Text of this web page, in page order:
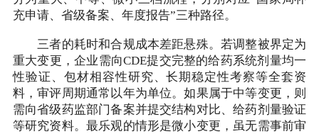
充申请、省级备案、年度报告”三种路径。
三者的耗时和合规成本差距悬殊。若调整被界定为
重大变更，企业需向CDE提交完整的给药系统剂量均一
性验证、包材相容性研究、长期稳定性考察等全套资
料，审评周期通常以年为单位。如果属于中等变更，则
需向省级药监部门备案并提交结构对比、给药剂量验证
等研究资料。最乐观的情形是微小变更，虽无需事前审